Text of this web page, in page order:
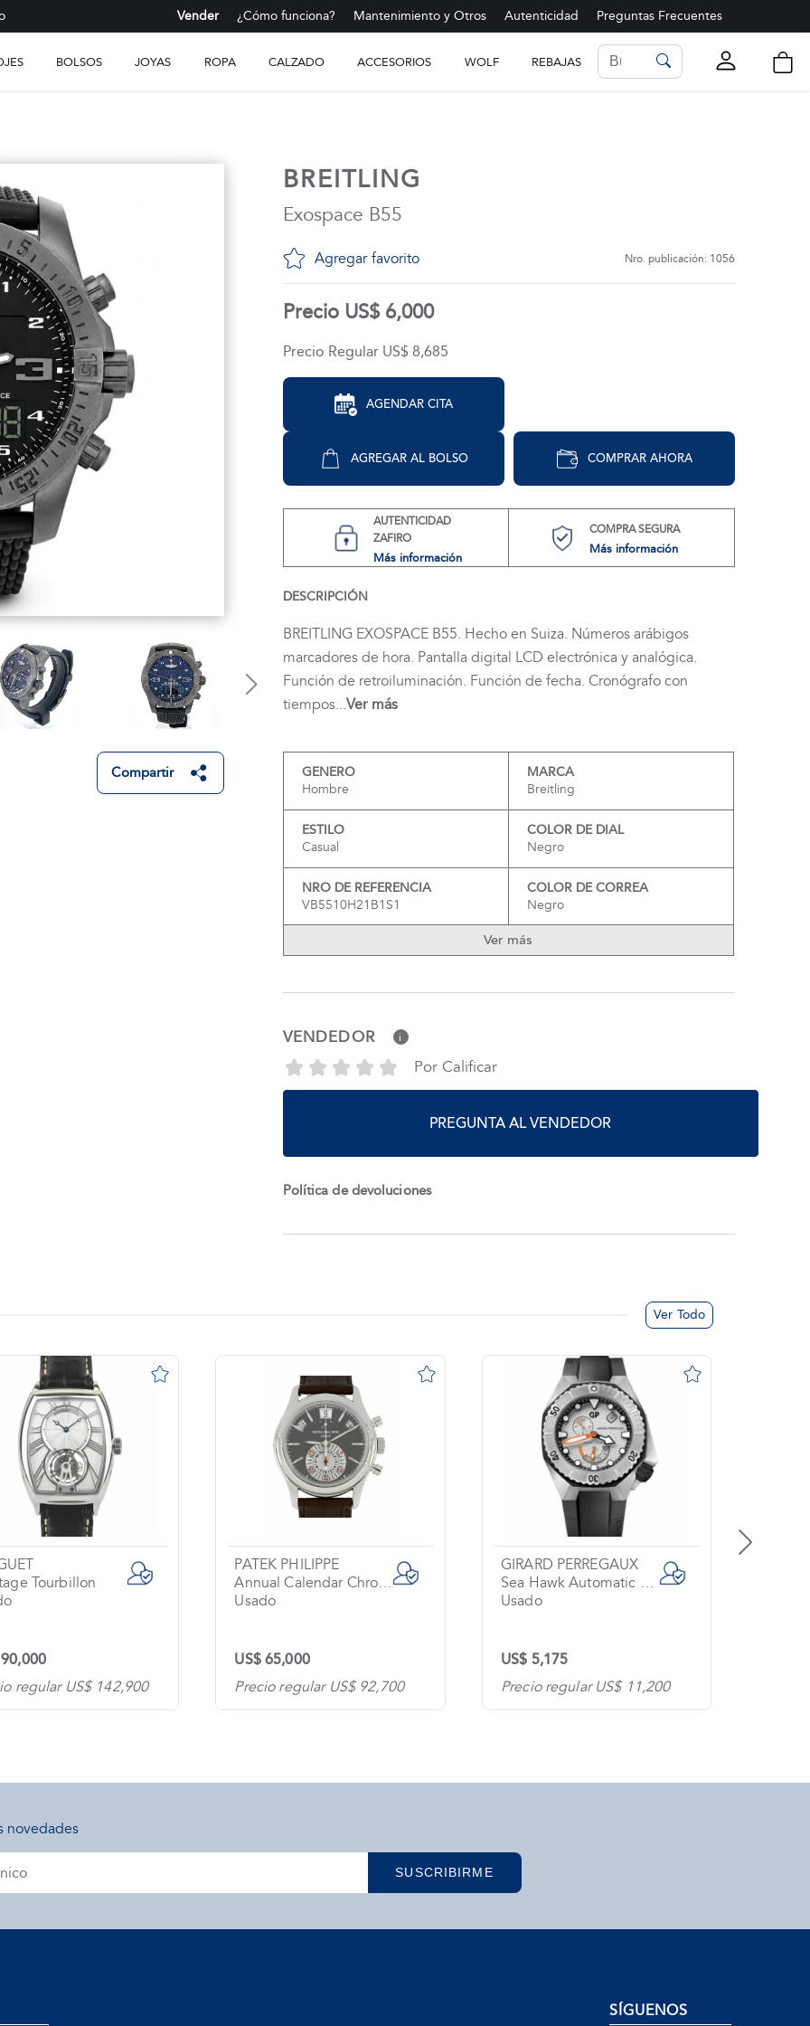
Vender ¿Cómo funciona? Mantenimiento y Otros Autenticidad Preguntas Frecuentes
BOLSOS JOYAS ROPA CALZADO ACCESORIOS WOLF REBAJAS
Compartir
BREITLING
Exospace B55
Agregar favorito Nro. publicación: 1056
Precio US$ 6,000
Precio Regular US$ 8,685
AGENDAR CITA
AGREGAR AL BOLSO COMPRAR AHORA
AUTENTICIDAD
ZAFIRO
Más información
COMPRA SEGURA
Más información
DESCRIPCIÓN
BREITLING EXOSPACE B55. Hecho en Suiza. Números arábigos
marcadores de hora. Pantalla digital LCD electrónica y analógica.
Función de retroiluminación. Función de fecha. Cronógrafo con
tiempos...Ver más
GENERO
Hombre
MARCA
Breitling
ESTILO
Casual
COLOR DE DIAL
Negro
NRO DE REFERENCIA
VB5510H21B1S1
COLOR DE CORREA
Negro
Ver más
VENDEDOR i
Por Calificar
PREGUNTA AL VENDEDOR
Política de devoluciones
Ver Todo
Tourbillon
regular US$ 142,900
PATEK PHILIPPE
Annual Calendar Chronograph
Usado
US$ 65,000
Precio regular US$ 92,700
GIRARD PERREGAUX
Sea Hawk Automatic Silver Dial Black
Usado
US$ 5,175
Precio regular US$ 11,200
novedades
SUSCRIBIRME
LISTA DE FAVORITOS
SÍGUENOS